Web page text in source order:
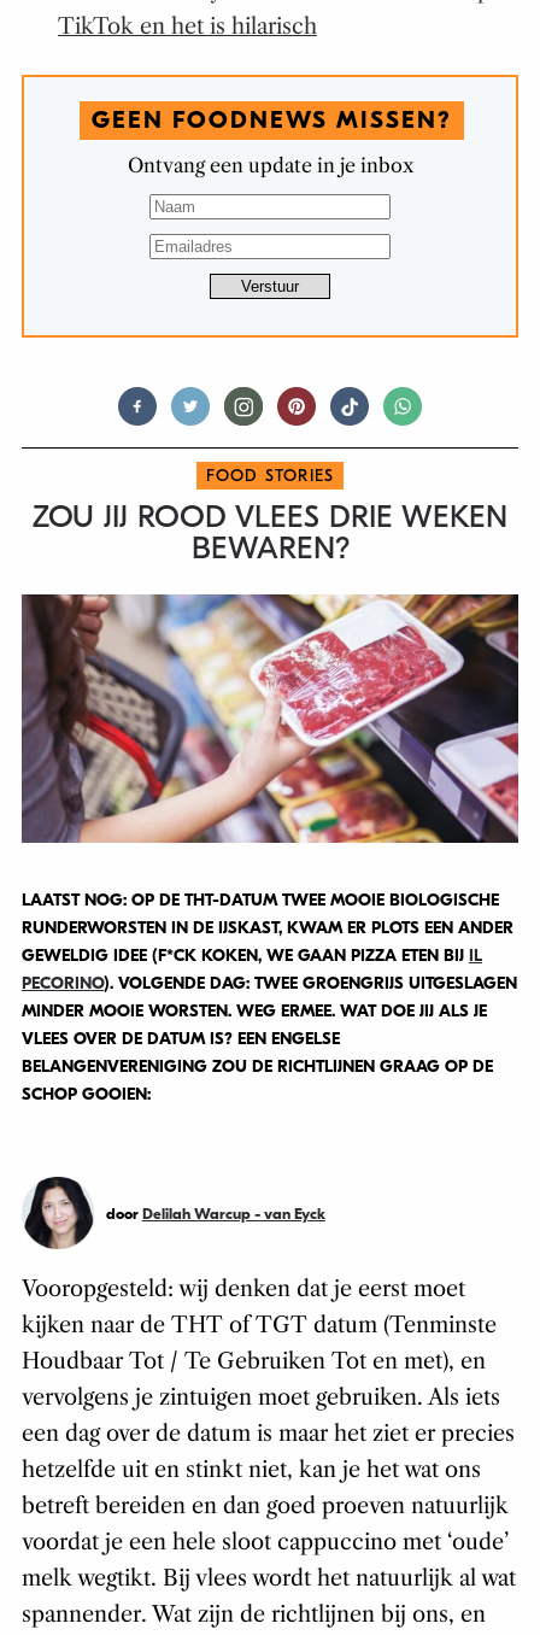
TikTok en het is hilarisch
GEEN FOODNEWS MISSEN?
Ontvang een update in je inbox
FOOD STORIES
ZOU JIJ ROOD VLEES DRIE WEKEN
BEWAREN?
LAATST NOG: OP DE THT-DATUM TWEE MOOIE BIOLOGISCHE
RUNDERWORSTEN IN DE IJSKAST, KWAM ER PLOTS EEN ANDER
GEWELDIG IDEE (F*CK KOKEN, WE GAAN PIZZA ETEN BIJ IL
PECORINO). VOLGENDE DAG: TWEE GROENGRIJS UITGESLAGEN
MINDER MOOIE WORSTEN. WEG ERMEE. WAT DOE JIJ ALS JE
VLEES OVER DE DATUM IS? EEN ENGELSE
BELANGENVERENIGING ZOU DE RICHTLIJNEN GRAAG OP DE
SCHOP GOOIEN:
door Delilah Warcup - van Eyck
Vooropgesteld: wij denken dat je eerst moet
kijken naar de THT of TGT datum (Tenminste
Houdbaar Tot / Te Gebruiken Tot en met), en
vervolgens je zintuigen moet gebruiken. Als iets
een dag over de datum is maar het ziet er precies
hetzelfde uit en stinkt niet, kan je het wat ons
betreft bereiden en dan goed proeven natuurlijk
voordat je een hele sloot cappuccino met ‘oude’
melk wegtikt. Bij vlees wordt het natuurlijk al wat
spannender. Wat zijn de richtlijnen bij ons, en